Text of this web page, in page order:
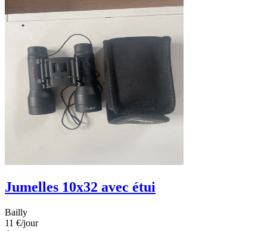
Jumelles 10x32 avec étui
Bailly
11 €/jour